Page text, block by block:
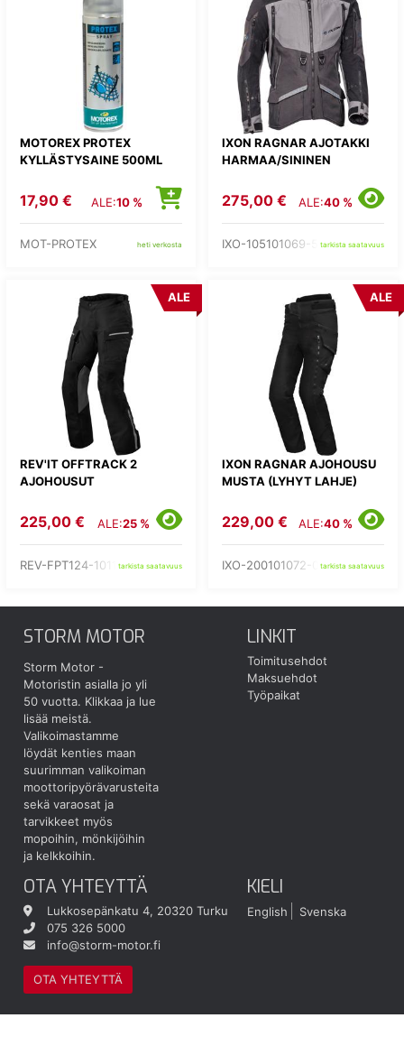
MOTOREX PROTEX
KYLLÄSTYSAINE 500ML
17,90 € ALE:10 %
MOT-PROTEX heti verkosta
IXON RAGNAR AJOTAKKI
HARMAA/SININEN
275,00 € ALE:40 %
IXO-105101069-53-tarkista saatavuus
REV'IT OFFTRACK 2
AJOHOUSUT
ALE
225,00 € ALE:25 %
REV-FPT124-1011-tarkista saatavuus
IXON RAGNAR AJOHOUSU
MUSTA (LYHYT LAHJE)
ALE
229,00 € ALE:40 %
IXO-200101072-01-tarkista saatavuus
STORM MOTOR
Storm Motor -
Motoristin asialla jo yli
50 vuotta. Klikkaa ja lue
lisää meistä.
Valikoimastamme
löydät kenties maan
suurimman valikoiman
moottoripyörävarusteita
sekä varaosat ja
tarvikkeet myös
mopoihin, mönkijöihin
ja kelkkoihin.
LINKIT
Toimitusehdot
Maksuehdot
Työpaikat
OTA YHTEYTTÄ
Lukkosepänkatu 4, 20320 Turku
075 326 5000
info@storm-motor.fi
OTA YHTEYTTÄ
KIELI
English Svenska